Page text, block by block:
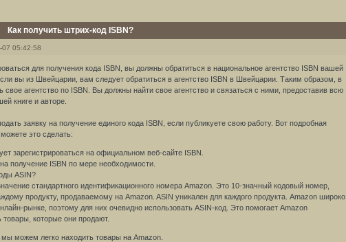
Как получить штрих-код ISBN?
07 05:42:58
для получения кода ISBN, вы должны обратиться в национальное агентство ISBN вашей
вы из Швейцарии, вам следует обратиться в агентство ISBN в Швейцарии. Таким образом, в
свое агентство по ISBN. Вы должны найти свое агентство и связаться с ними, предоставив всю
книге и авторе.
заявку на получение единого кода ISBN, если публикуете свою работу. Вот подробная
это сделать:
зарегистрироваться на официальном веб-сайте ISBN.
получение ISBN по мере необходимости.
ASIN?
стандартного идентификационного номера Amazon. Это 10-значный кодовый номер,
продукту, продаваемому на Amazon. ASIN уникален для каждого продукта. Amazon широко
рынке, поэтому для них очевидно использовать ASIN-код. Это помогает Amazon
товары, которые они продают.
можем легко находить товары на Amazon.